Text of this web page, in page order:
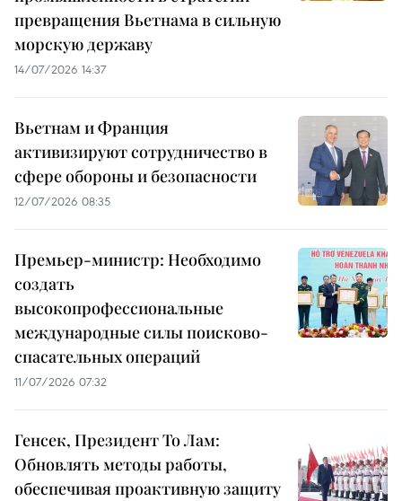
превращения Вьетнама в сильную
морскую державу
14/07/2026 14:37
Вьетнам и Франция
активизируют сотрудничество в
сфере обороны и безопасности
12/07/2026 08:35
Премьер-министр: Необходимо
создать
высокопрофессиональные
международные силы поисково-
спасательных операций
11/07/2026 07:32
Генсек, Президент То Лам:
Обновлять методы работы,
обеспечивая проактивную защиту